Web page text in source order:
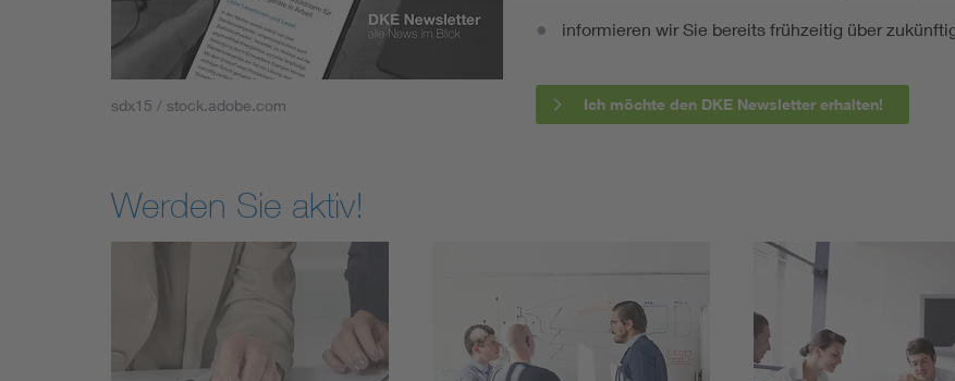
sdx15 / stock.adobe.com
informieren wir Sie bereits frühzeitig über
Ich möchte den DKE Newsletter erhalten!
Werden Sie aktiv!